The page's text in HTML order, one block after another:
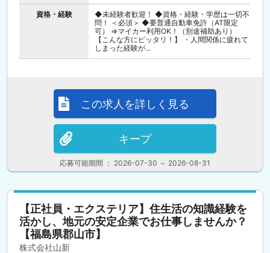
資格・経験
◆未経験者歓迎！ ◆資格・経験・学歴は一切不
問！ ＜必須＞ ◆要普通自動車免許（AT限定
可） ⇒マイカー利用OK！（別途補助あり）
【こんな方にピッタリ！】 ・人間関係に疲れて
しまった経験が...
応募可能期間 ： 2026-07-30 ～ 2026-08-31
この求人を詳しく見る
キープ
【正社員・エクステリア】住生活の知識経験を
活かし、地元の安定企業でお仕事しませんか？
【福島県郡山市】
株式会社山新